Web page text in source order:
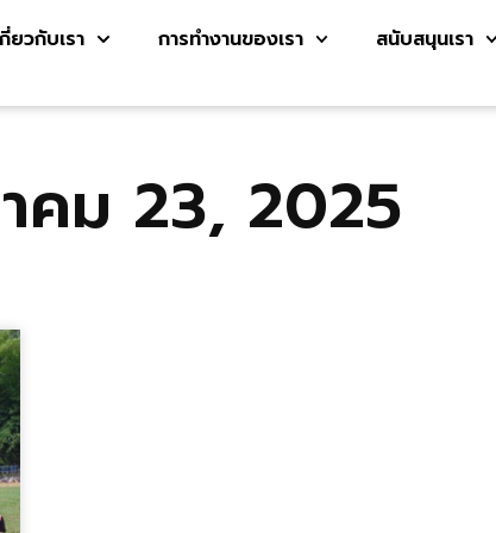
ยวกับเรา การทำงานของเรา สนับสนุนเรา
คม 23, 2025